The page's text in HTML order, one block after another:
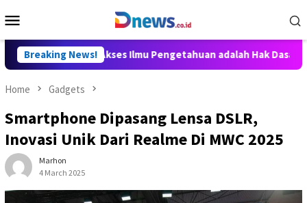
to
Menu
Breaking News!
Aditya: Akses Ilmu Pengetahuan adalah Hak Dasar Warga
Home Gadgets
Smartphone Dipasang Lensa DSLR,
Inovasi Unik Dari Realme Di MWC 2025
Marhon
4 March 2025